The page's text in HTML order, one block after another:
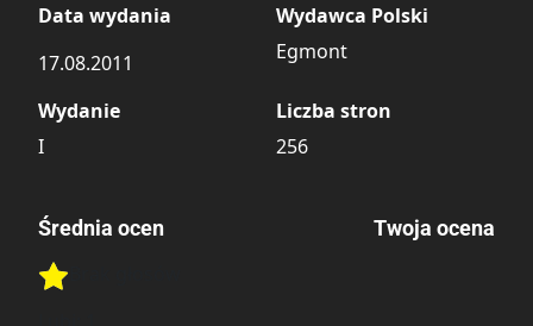
Data wydania
17.08.2011
Wydawca Polski
Egmont
Wydanie
I
Liczba stron
256
Średnia ocen
Rate this item:
Twoja ocena